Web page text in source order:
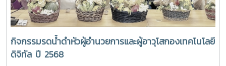
กิจกรรมรดน้ำดำหัวผู้อำนวยการและผู้อาวุโสกองเทคโนโลยี
ดิจิทัล ปี 2568